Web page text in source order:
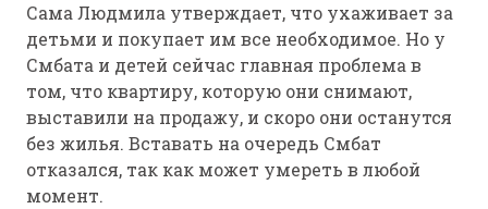
Сама Людмила утверждает, что ухаживает за
детьми и покупает им все необходимое. Но у
Смбата и детей сейчас главная проблема в
том, что квартиру, которую они снимают,
выставили на продажу, и скоро они останутся
без жилья. Вставать на очередь Смбат
отказался, так как может умереть в любой
момент.